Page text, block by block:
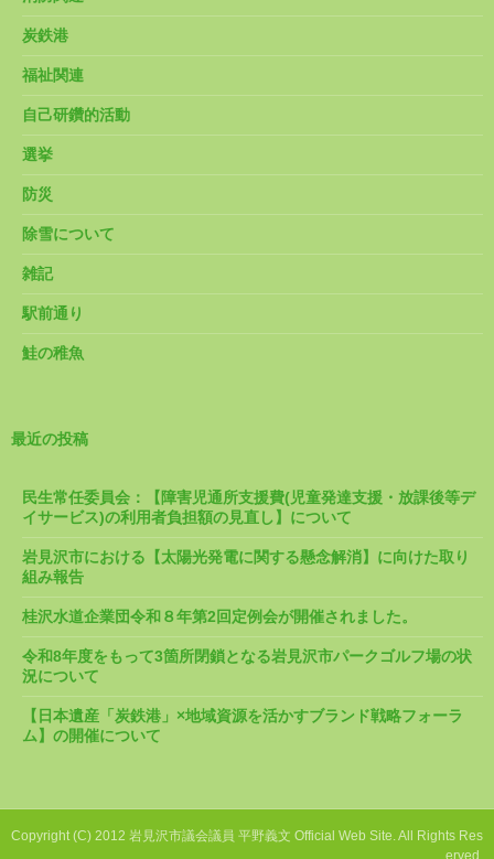
炭鉄港
福祉関連
自己研鑽的活動
選挙
防災
除雪について
雑記
駅前通り
鮭の稚魚
最近の投稿
民生常任委員会：【障害児通所支援費(児童発達支援・放課後等デ
イサービス)の利用者負担額の見直し】について
岩見沢市における【太陽光発電に関する懸念解消】に向けた取り
組み報告
桂沢水道企業団令和８年第2回定例会が開催されました。
令和8年度をもって3箇所閉鎖となる岩見沢市パークゴルフ場の状
況について
【日本遺産「炭鉄港」×地域資源を活かすブランド戦略フォーラ
ム】の開催について
Copyright (C) 2012 岩見沢市議会議員 平野義文 Official Web Site. All Rights Res